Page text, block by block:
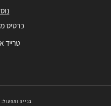
כרטיס
טרייד
בנייה ותפעול: Blacknet.co.il